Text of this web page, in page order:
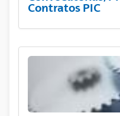
Contratos PIC